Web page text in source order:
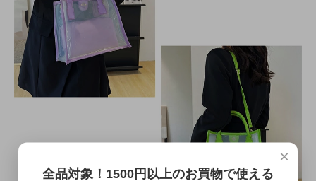
×
全品対象！1500円以上のお買物で使える